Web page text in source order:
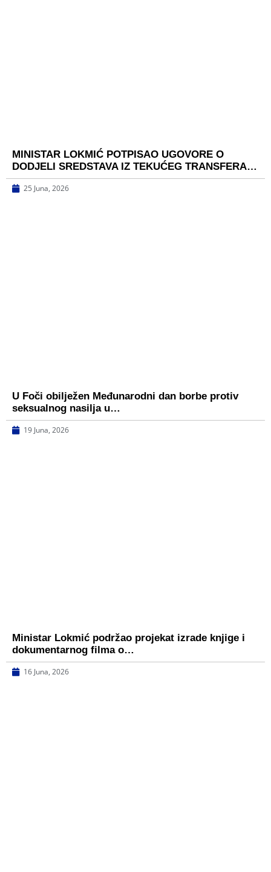
MINISTAR LOKMIĆ POTPISAO UGOVORE O
DODJELI SREDSTAVA IZ TEKUĆEG TRANSFERA…
25 Juna, 2026
U Foči obilježen Međunarodni dan borbe protiv
seksualnog nasilja u…
19 Juna, 2026
Ministar Lokmić podržao projekat izrade knjige i
dokumentarnog filma o…
16 Juna, 2026